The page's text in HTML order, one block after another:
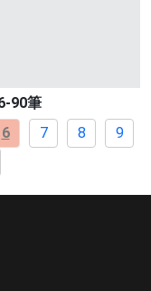
90筆
6 7 8
9